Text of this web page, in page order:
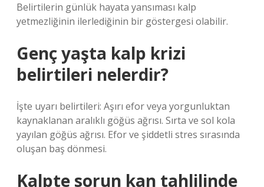
Belirtilerin günlük hayata yansıması kalp
yetmezliğinin ilerlediğinin bir göstergesi olabilir.
Genç yaşta kalp krizi
belirtileri nelerdir?
İşte uyarı belirtileri: Aşırı efor veya yorgunluktan
kaynaklanan aralıklı göğüs ağrısı. Sırta ve sol kola
yayılan göğüs ağrısı. Efor ve şiddetli stres sırasında
oluşan baş dönmesi.
Kalpte sorun kan tahlilinde